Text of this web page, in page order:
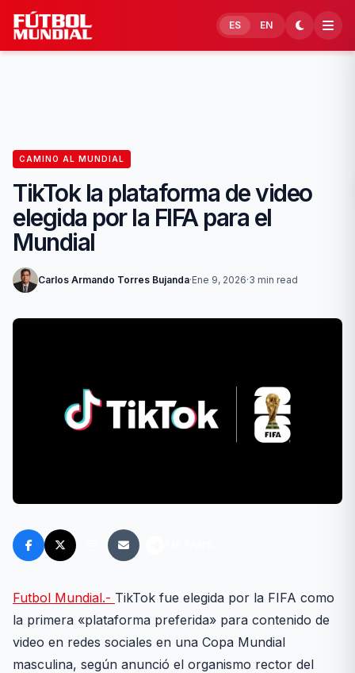
Skip to content
ES EN
CAMINO AL MUNDIAL
TikTok la plataforma de video
elegida por la FIFA para el
Mundial
Carlos Armando Torres Bujanda·Ene 9, 2026·3 min read
Futbol Mundial.- TikTok fue elegida por la FIFA como
la primera «plataforma preferida» para contenido de
video en redes sociales en una Copa Mundial
masculina, según anunció el organismo rector del